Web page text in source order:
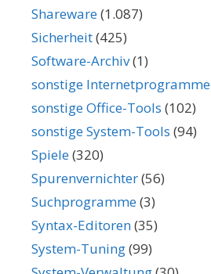
Shareware(1.087)
Sicherheit(425)
Software-Archiv(1)
sonstige Internetprogramme
sonstige Office-Tools (102)
sonstige System-Tools (94)
Spiele(320)
Spurenvernichter(56)
Suchprogramme(3)
Syntax-Editoren(35)
System-Tuning(99)